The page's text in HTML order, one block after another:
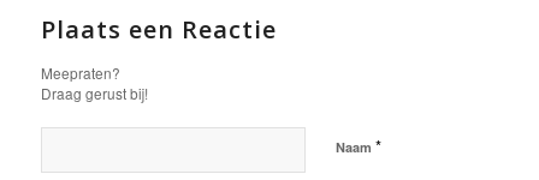
Plaats een Reactie
Meepraten?
Draag gerust bij!
Naam *